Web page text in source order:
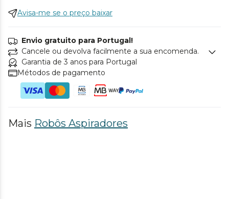
Avisa-me se o preço baixar
Envio gratuito para Portugal!
Cancele ou devolva facilmente a sua encomenda.
Garantia de 3 anos para Portugal
Métodos de pagamento
Mais Robôs Aspiradores